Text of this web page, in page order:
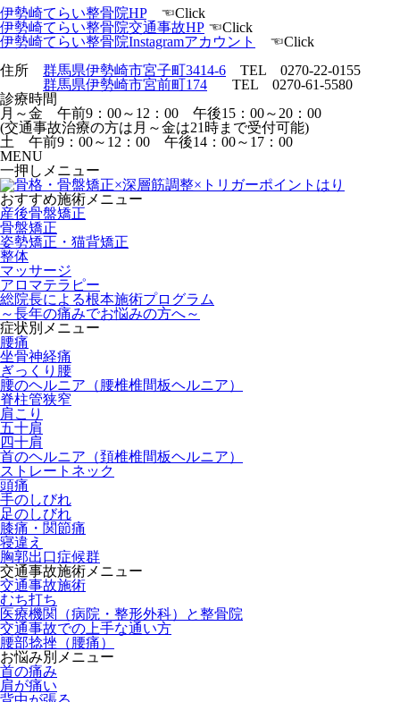
伊勢崎てらい整骨院HP☜Click
伊勢崎てらい整骨院交通事故HP ☜Click
伊勢崎てらい整骨院Instagramアカウント
☜Click
住所 群馬県伊勢崎市宮子町3414-6 TEL 0270-22-0155
群馬県伊勢崎市宮前町174 TEL 0270-61-5580
診療時間
月～金 午前9：00～12：00 午後15：00～20：00
(交通事故治療の方は月～金は21時まで受付可能)
土 午前9：00～12：00 午後14：00～17：00
MENU
一押しメニュー
おすすめ施術メニュー
産後骨盤矯正
骨盤矯正
姿勢矯正・猫背矯正
整体
マッサージ
アロマテラピー
総院長による根本施術プログラム
～長年の痛みでお悩みの方へ～
症状別メニュー
腰痛
坐骨神経痛
ぎっくり腰
腰のヘルニア（腰椎椎間板ヘルニア）
脊柱管狭窄
肩こり
五十肩
四十肩
首のヘルニア（頚椎椎間板ヘルニア）
ストレートネック
頭痛
手のしびれ
足のしびれ
膝痛・関節痛
寝違え
胸郭出口症候群
交通事故施術メニュー
交通事故施術
むち打ち
医療機関（病院・整形外科）と整骨院
交通事故での上手な通い方
腰部捻挫（腰痛）
お悩み別メニュー
首の痛み
肩が痛い